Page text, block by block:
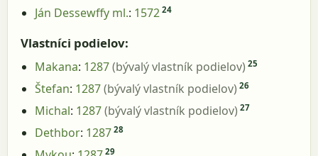
Ján Dessewffy ml.: 1572 24
Vlastníci podielov:
Makana: 1287(bývalý vlastník podielov) 25
Štefan: 1287(bývalý vlastník podielov) 26
Michal: 1287(bývalý vlastník podielov) 27
Dethbor: 1287 28
29